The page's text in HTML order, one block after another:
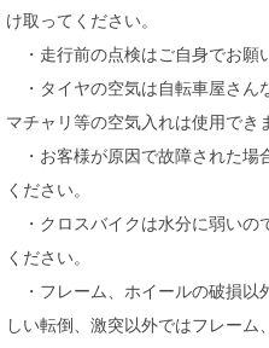
け取ってください。
・走行前の点検はご自身でお願
・タイヤの空気は自転車屋さん
マチャリ等の空気入れは使用でき
・お客様が原因で故障された場
ください。
・クロスバイクは水分に弱いの
ください。
・フレーム、ホイールの破損以
しい転倒、激突以外ではフレー